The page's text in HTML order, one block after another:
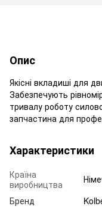
Опис
Якісні вкладиші для
Забезпечують
тривалу роботу
запчастина для
Характеристики
Країна
виробництва
Бренд